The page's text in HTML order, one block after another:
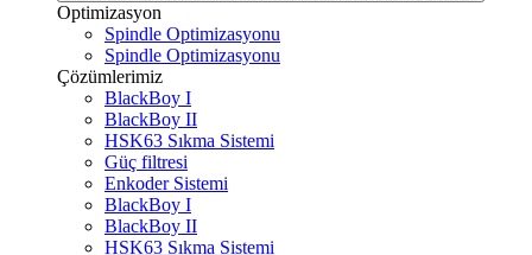
Optimizasyon
Spindle Optimizasyonu
Spindle Optimizasyonu
Çözümlerimiz
BlackBoy I
BlackBoy II
HSK63 Sıkma Sistemi
Güç filtresi
Enkoder Sistemi
BlackBoy I
BlackBoy II
HSK63 Sıkma Sistemi